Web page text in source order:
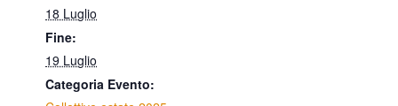
18 Luglio
Fine:
19 Luglio
Categoria Evento: